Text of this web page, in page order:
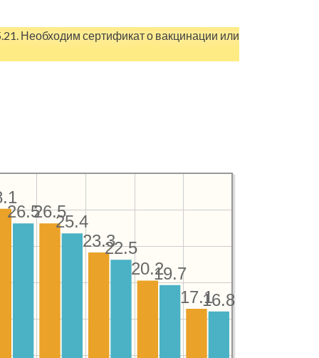
Необходим сертификат о вакцинации или